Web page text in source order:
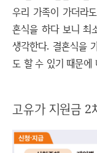
우리 가족이 가더라
혼식을 하다 보니 최
생각한다. 결혼식을
도 할 수 있기 때문에
고유가 지원금 2